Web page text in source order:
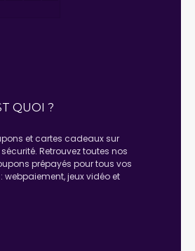
QUOI ?
et cartes cadeaux sur
Retrouvez toutes nos
prépayés pour tous vos
webpaiement, jeux vidéo et